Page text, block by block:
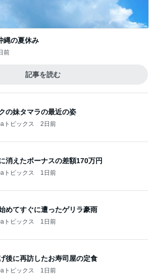
縄の夏休み
前
記事を読む
の妹タマラの最近の姿
トピックス 2日前
消えたボーナスの差額170万円
トピックス 1日前
めてすぐに遭ったゲリラ豪雨
トピックス 1日前
後に再訪したお寿司屋の定食
トピックス 1日前